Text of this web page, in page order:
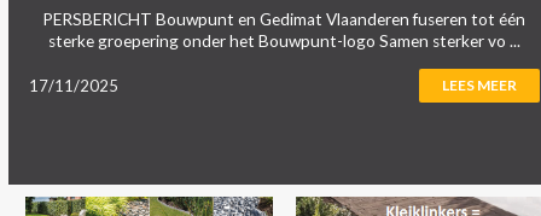
PERSBERICHT Bouwpunt en Gedimat Vlaanderen fuseren tot één
sterke groepering onder het Bouwpunt-logo Samen sterker vo ...
17/11/2025 LEES MEER